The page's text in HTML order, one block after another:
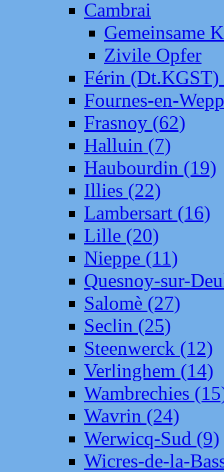
Cambrai
Gemeinsame
Zivile Opfer
Férin (Dt.KGST)
Fournes-en-
Frasnoy (62)
Halluin (7)
Haubourdin (19)
Illies (22)
Lambersart (16)
Lille (20)
Nieppe (11)
Quesnoy-sur-
Salomè (27)
Seclin (25)
Steenwerck (12)
Verlinghem (14)
Wambrechies
Wavrin (24)
Werwicq-Sud (9)
Wicres-de-la-